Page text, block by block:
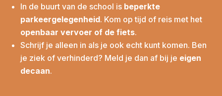
In de buurt van de school is beperkte
parkeergelegenheid. Kom op tijd of reis met het
openbaar vervoer of de fiets.
Schrijf je alleen in als je ook echt kunt komen. Ben
je ziek of verhinderd? Meld je dan af bij je eigen
decaan.